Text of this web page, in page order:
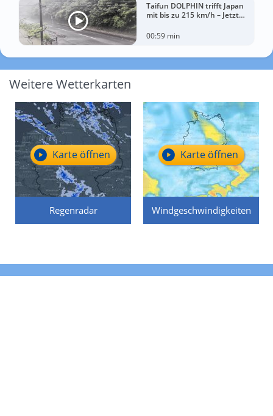
Taifun DOLPHIN trifft Japan
mit bis zu 215 km/h – Jetzt
00:59 min
Weitere Wetterkarten
Regenradar
Karte öffnen
Windgeschwindigkeiten
Karte öffnen